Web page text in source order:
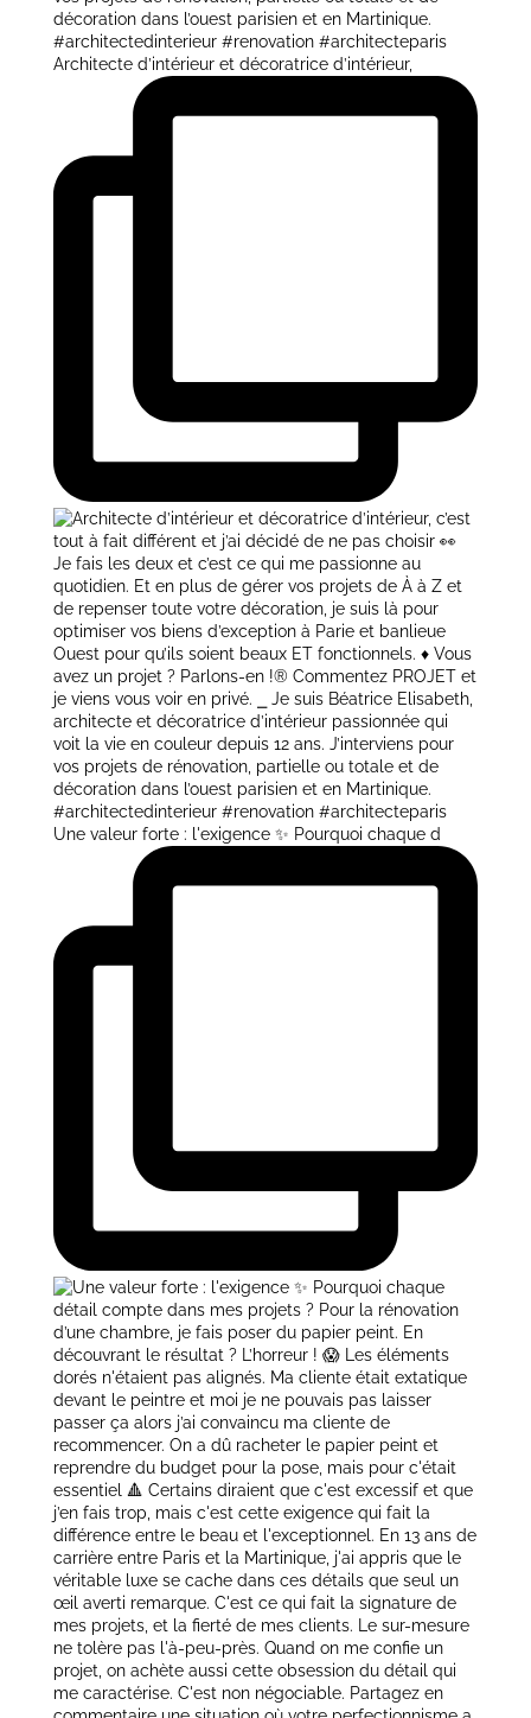
Architecte d’intérieur et décoratrice d’intérieur,
Une valeur forte : l'exigence ✨ Pourquoi chaque d